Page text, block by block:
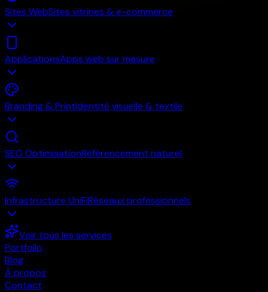
Sites WebSites vitrines & e-commerce
ApplicationsApps web sur mesure
Branding & PrintIdentité visuelle & textile
SEO OptimisationRéférencement naturel
Infrastructure UniFiRéseaux professionnels
Voir tous les services
Portfolio
Blog
À propos
Contact